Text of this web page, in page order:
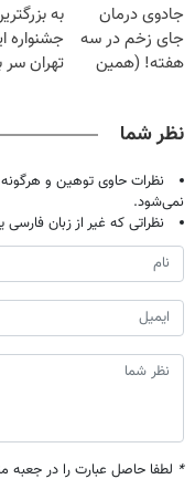
تحمل میکنی؟❗
خانگی
جادوی درمان
جای زخم در سه
هفته! (همین
به
جشنواره
تهران سر
نظر شما
نظرات حاوی توهین و
نمی‌شود.
نظراتی که غیر از زبان
* لطفا حاصل عبارت را در جعبه